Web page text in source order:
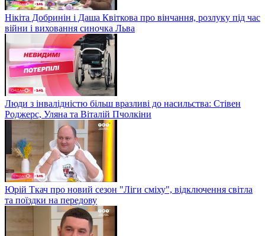
Нікіта Добринін і Даша Квіткова про вінчання, розлуку під час
війни і виховання синочка Льва
Люди з інвалідністю більш вразливі до насильства: Стівен
Роджерс, Уляна та Віталій Пчолкіни
Юрій Ткач про новий сезон "Ліги сміху", відключення світла
та поїздки на передову